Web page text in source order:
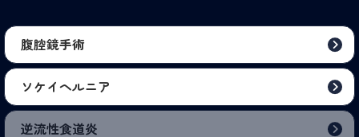
腹腔鏡手術
ソケイヘルニア
逆流性食道炎